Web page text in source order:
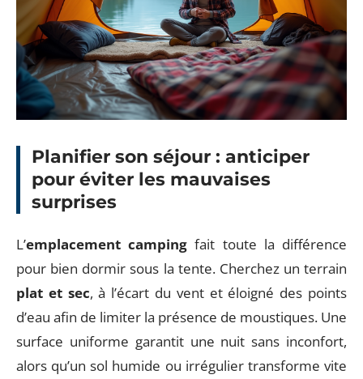
Planifier son séjour : anticiper
pour éviter les mauvaises
surprises
L’emplacement camping fait toute la différence
pour bien dormir sous la tente. Cherchez un terrain
plat et sec, à l’écart du vent et éloigné des points
d’eau afin de limiter la présence de moustiques. Une
surface uniforme garantit une nuit sans inconfort,
alors qu’un sol humide ou irrégulier transforme vite